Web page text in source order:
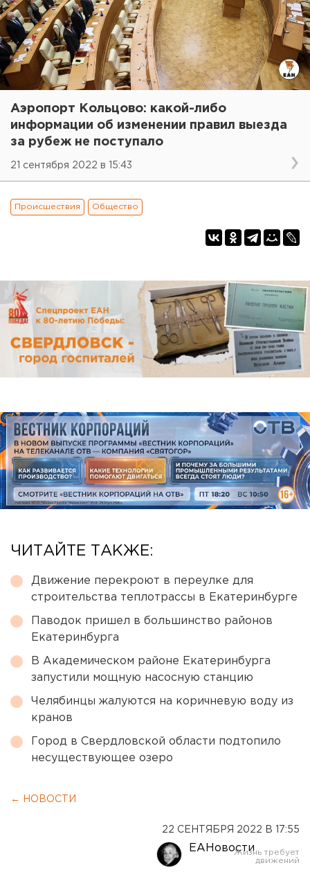
Аэропорт Кольцово: какой-либо
информации об изменении правил выезда
за рубеж не поступало
21 сентября 2022 в 15:43
Происшествия Общество
ЧИТАЙТЕ ТАКЖЕ:
Движение перекроют в переулке для
строительства теплотрассы в Екатеринбурге
Паводок пришел в большинство районов
Екатеринбурга
В Академическом районе Екатеринбурга
запустили мощную насосную станцию
Челябинцы жалуются на коричневую воду из
кранов
Город в Свердловской области подтопило
несуществующее озеро
← НОВОСТИ
22 СЕНТЯБРЯ 2022 В 17:55
ЕАНовости